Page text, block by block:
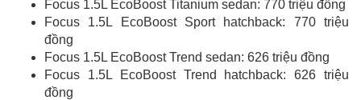
Focus 1.5L EcoBoost Titanium sedan: 770 triệu đồng
Focus 1.5L EcoBoost Sport hatchback: 770 triệu
đồng
Focus 1.5L EcoBoost Trend sedan: 626 triệu đồng
Focus 1.5L EcoBoost Trend hatchback: 626 triệu
đồng